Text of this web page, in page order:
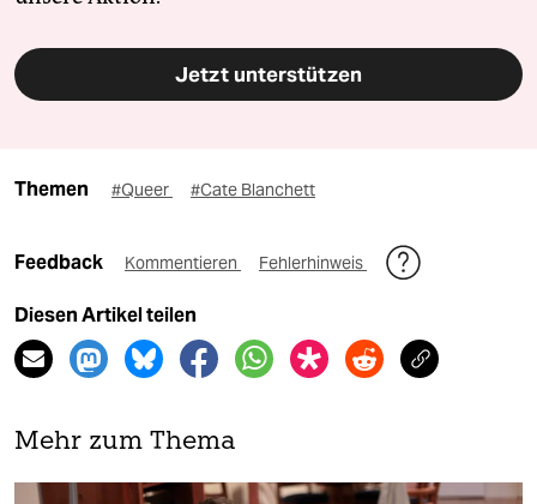
Jetzt unterstützen
Themen #Queer #Cate Blanchett
Feedback Kommentieren Fehlerhinweis
Diesen Artikel teilen
Mehr zum Thema